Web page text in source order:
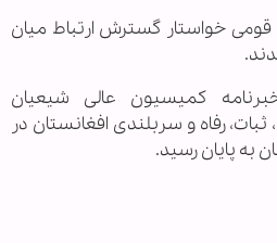
خواستار گسترش ارتباط میان
کمیسیون عالی شیعیان
ثبات، رفاه و سربلندی افغانستان در
به پایان رسید.